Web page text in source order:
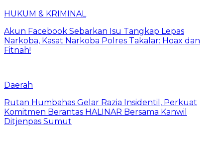
HUKUM & KRIMINAL
Akun Facebook Sebarkan Isu Tangkap Lepas
Narkoba, Kasat Narkoba Polres Takalar: Hoax dan
Fitnah!
Daerah
Rutan Humbahas Gelar Razia Insidentil, Perkuat
Komitmen Berantas HALINAR Bersama Kanwil
Ditjenpas Sumut